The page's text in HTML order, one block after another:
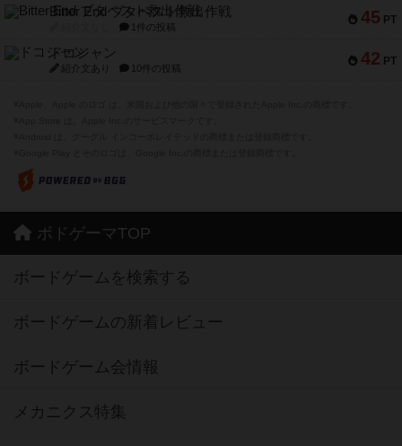
45 PT
Bitter End ブタペスト救出作戦
1件の投稿
42 PT
ドコジャン
紹介文あり 10件の投稿
ボドゲーマTOP
ボードゲームを検索する
ボードゲームの新着レビュー
ボードゲーム会情報
メカニクス特集